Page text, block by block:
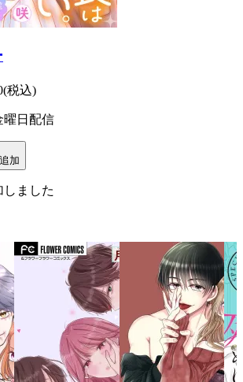
(税込)
曜日配信
加
しました